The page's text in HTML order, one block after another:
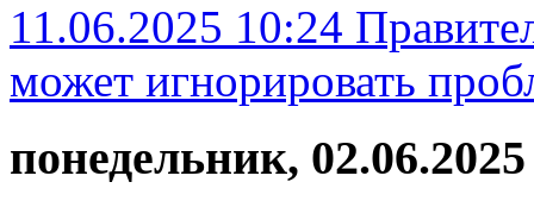
11.06.2025 10:24
может игнорировать
понедельник, 02.06.2025